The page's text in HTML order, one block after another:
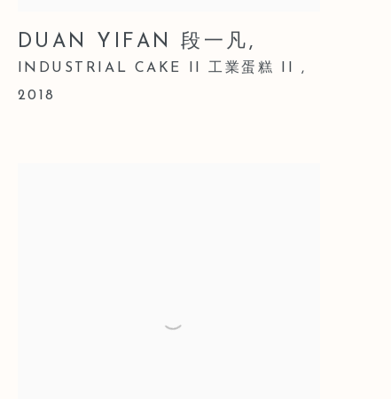
DUAN YIFAN 段一凡 ,
INDUSTRIAL CAKE II 工業蛋糕 II ,
2018